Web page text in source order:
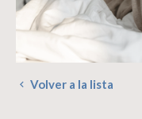
Volver a la lista